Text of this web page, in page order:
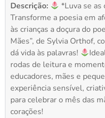
Descrição:
*Luva se as
Transforme a poesia em
às crianças a doçura do
Mães”, de Sylvia Orthof,
dá vida às palavras!
rodas de leitura e
educadores, mães e
experiência sensível,
para celebrar o mês das
corações!